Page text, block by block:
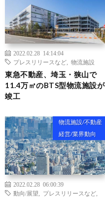
2022.02.28 14:14:04
プレスリリースなど
物流施設
東急不動産、埼玉・狭山で
11.4万㎡のBTS型物流施設が
竣工
物流施設/不動産
経営/業界動向
2022.02.28 06:00:39
動向/展望
プレスリリースなど